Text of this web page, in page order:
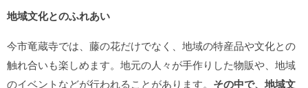
地域文化とのふれあい
今市竜蔵寺では、藤の花だけでなく、地域の特産品や文化との
触れ合いも楽しめます。地元の人々が手作りした物販や、地域
のイベントなどが行われることがあります。 その中で、地域文